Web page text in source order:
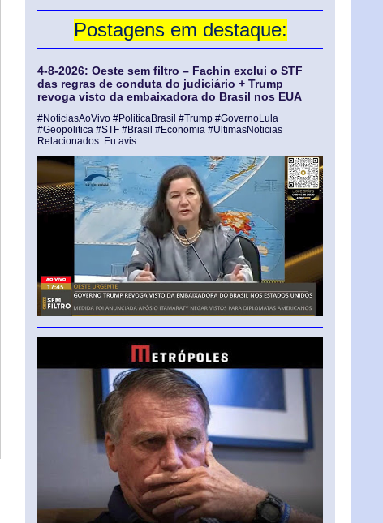
Postagens em destaque:
4-8-2026: Oeste sem filtro – Fachin exclui o STF
das regras de conduta do judiciário + Trump
revoga visto da embaixadora do Brasil nos EUA
#NoticiasAoVivo #PoliticaBrasil #Trump #GovernoLula
#Geopolitica #STF #Brasil #Economia #UltimasNoticias
Relacionados: Eu avis...